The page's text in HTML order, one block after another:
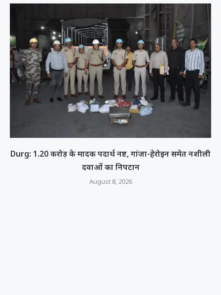
Durg: 1.20 करोड़ के मादक पदार्थ नष्ट, गांजा-हेरोइन समेत नशीली
दवाओं का निपटान
August 8, 2026